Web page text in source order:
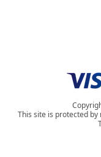
This site is protected by